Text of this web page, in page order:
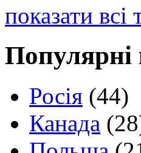
показати всі
Популярні
Росія (44)
Канада